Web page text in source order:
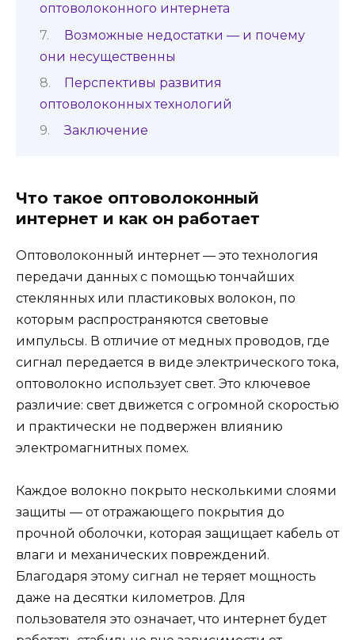
оптоволоконного интернета
Возможные недостатки — и почему
они несущественны
Перспективы развития
оптоволоконных технологий
Заключение
Что такое оптоволоконный
интернет и как он работает
Оптоволоконный интернет — это технология
передачи данных с помощью тончайших
стеклянных или пластиковых волокон, по
которым распространяются световые
импульсы. В отличие от медных проводов, где
сигнал передается в виде электрического тока,
оптоволокно использует свет. Это ключевое
различие: свет движется с огромной скоростью
и практически не подвержен влиянию
электромагнитных помех.
Каждое волокно покрыто несколькими слоями
защиты — от отражающего покрытия до
прочной оболочки, которая защищает кабель от
влаги и механических повреждений.
Благодаря этому сигнал не теряет мощность
даже на десятки километров. Для
пользователя это означает, что интернет будет